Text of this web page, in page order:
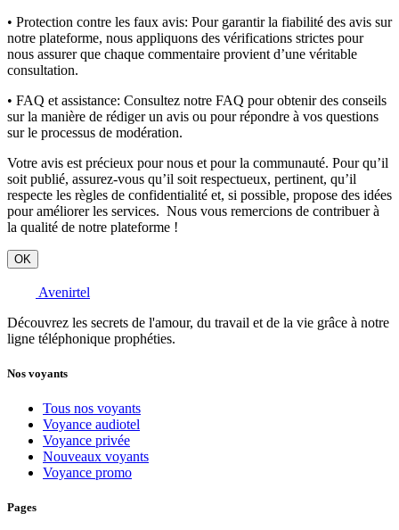
• Protection contre les faux avis: Pour garantir la fiabilité des avis sur
notre plateforme, nous appliquons des vérifications strictes pour
nous assurer que chaque commentaire provient d’une véritable
consultation.
• FAQ et assistance: Consultez notre FAQ pour obtenir des conseils
sur la manière de rédiger un avis ou pour répondre à vos questions
sur le processus de modération.
Votre avis est précieux pour nous et pour la communauté. Pour qu’il
soit publié, assurez-vous qu’il soit respectueux, pertinent, qu’il
respecte les règles de confidentialité et, si possible, propose des idées
pour améliorer les services. Nous vous remercions de contribuer à
la qualité de notre plateforme !
OK
Avenirtel
Découvrez les secrets de l'amour, du travail et de la vie grâce à notre
ligne téléphonique prophéties.
Nos voyants
Tous nos voyants
Voyance audiotel
Voyance privée
Nouveaux voyants
Voyance promo
Pages